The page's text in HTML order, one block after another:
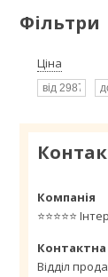
Фільтри
Ціна
⭐️⭐️⭐️⭐️⭐️
Відділ